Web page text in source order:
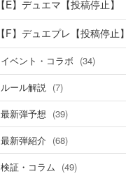
【E】デュエマ【投稿停止】
【F】デュエプレ【投稿停止】
イベント・コラボ (34)
ルール解説 (7)
最新弾予想 (39)
最新弾紹介 (68)
検証・コラム (49)